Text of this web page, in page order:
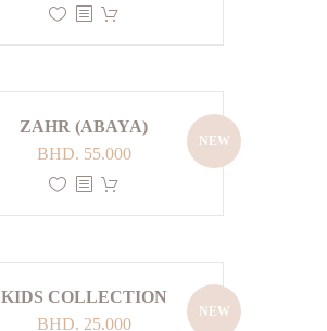
NEW
ZAHR (ABAYA)
BHD. 55.000
NEW
KIDS COLLECTION
BHD. 25.000